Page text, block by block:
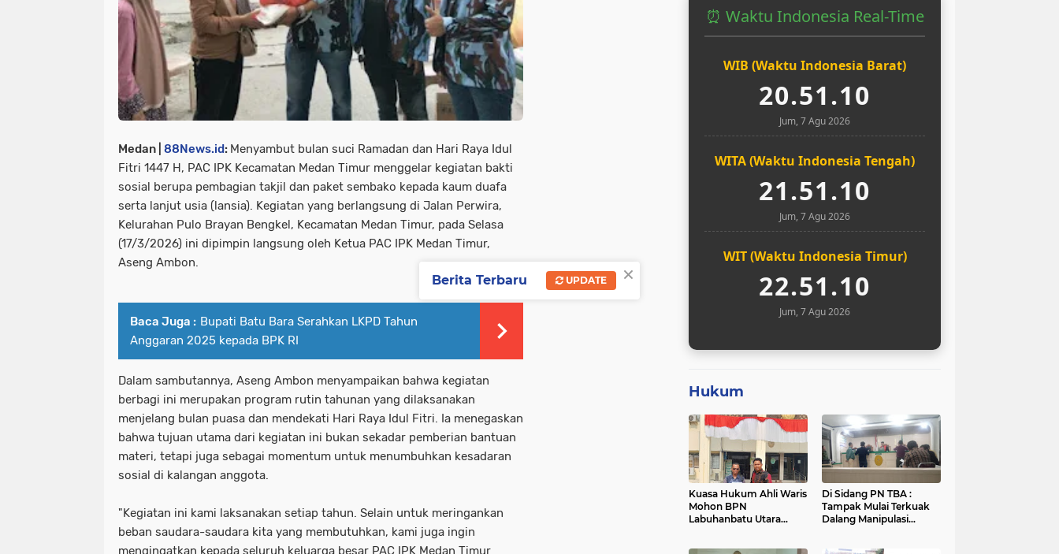
Medan | 88News.id: Menyambut bulan suci Ramadan dan Hari Raya Idul
Fitri 1447 H, PAC IPK Kecamatan Medan Timur menggelar kegiatan bakti
sosial berupa pembagian takjil dan paket sembako kepada kaum duafa
serta lanjut usia (lansia). Kegiatan yang berlangsung di Jalan Perwira,
Kelurahan Pulo Brayan Bengkel, Kecamatan Medan Timur, pada Selasa
(17/3/2026) ini dipimpin langsung oleh Ketua PAC IPK Medan Timur,
Aseng Ambon.
Baca Juga : Bupati Batu Bara Serahkan LKPD Tahun
Anggaran 2025 kepada BPK RI
Dalam sambutannya, Aseng Ambon menyampaikan bahwa kegiatan
berbagi ini merupakan program rutin tahunan yang dilaksanakan
menjelang bulan puasa dan mendekati Hari Raya Idul Fitri. Ia menegaskan
bahwa tujuan utama dari kegiatan ini bukan sekadar pemberian bantuan
materi, tetapi juga sebagai momentum untuk menumbuhkan kesadaran
sosial di kalangan anggota.
"Kegiatan ini kami laksanakan setiap tahun. Selain untuk meringankan
beban saudara-saudara kita yang membutuhkan, kami juga ingin
mengingatkan kepada seluruh keluarga besar PAC IPK Medan Timur
⏰ Waktu Indonesia Real-Time
WIB (Waktu Indonesia Barat)
20.51.11
Jum, 7 Agu 2026
WITA (Waktu Indonesia Tengah)
21.51.11
Jum, 7 Agu 2026
WIT (Waktu Indonesia Timur)
22.51.11
Jum, 7 Agu 2026
Hukum
Kuasa Hukum Ahli Waris
Mohon BPN
Labuhanbatu Utara
Di Sidang PN TBA :
Tampak Mulai Terkuak
Dalang Manipulasi
×
Berita Terbaru UPDATE